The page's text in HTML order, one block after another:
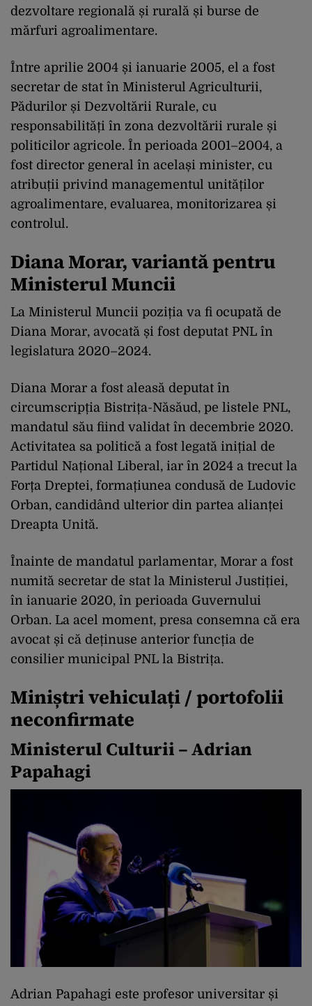
dezvoltare regională și rurală și burse de
mărfuri agroalimentare.
Între aprilie 2004 și ianuarie 2005, el a fost
secretar de stat în Ministerul Agriculturii,
Pădurilor și Dezvoltării Rurale, cu
responsabilități în zona dezvoltării rurale și
politicilor agricole. În perioada 2001–2004, a
fost director general în același minister, cu
atribuții privind managementul unităților
agroalimentare, evaluarea, monitorizarea și
controlul.
Diana Morar, variantă pentru
Ministerul Muncii
La Ministerul Muncii poziția va fi ocupată de
Diana Morar, avocată și fost deputat PNL în
legislatura 2020–2024.
Diana Morar a fost aleasă deputat în
circumscripția Bistrița-Năsăud, pe listele PNL,
mandatul său fiind validat în decembrie 2020.
Activitatea sa politică a fost legată inițial de
Partidul Național Liberal, iar în 2024 a trecut la
Forța Dreptei, formațiunea condusă de Ludovic
Orban, candidând ulterior din partea alianței
Dreapta Unită.
Înainte de mandatul parlamentar, Morar a fost
numită secretar de stat la Ministerul Justiției,
în ianuarie 2020, în perioada Guvernului
Orban. La acel moment, presa consemna că era
avocat și că deținuse anterior funcția de
consilier municipal PNL la Bistrița.
Miniștri vehiculați / portofolii
neconfirmate
Ministerul Culturii – Adrian
Papahagi
Adrian Papahagi este profesor universitar și